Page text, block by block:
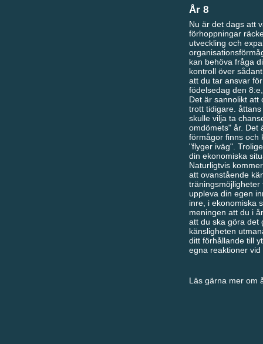
År 8
Nu är det dags att
förhoppningar
utveckling och
kan behöva fråga
kontroll över
att du tar ansvar
födelsedag den
Det är sannolikt att
trott tidigare.
skulle vilja ta
omdömets" år. Det
förmågor finns och
"flyger iväg".
din ekonomiska
Naturligtvis
att ovanstående
uppleva din egen
inre, i ekonomiska
meningen att du i
att du ska göra det
känsligheten
ditt förhållande till
egna reaktioner
Läs gärna mer om